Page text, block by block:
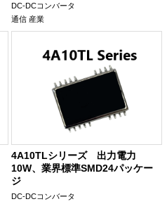
DC-DCコンバータ
通信 産業
4A10TLシリーズ 出力電力
10W、業界標準SMD24パッケー
ジ
DC-DCコンバータ